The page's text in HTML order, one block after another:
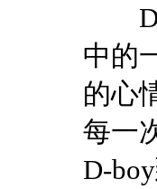
中的
的心
每一
D-boy